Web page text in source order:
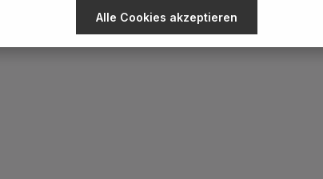
Alle Cookies akzeptieren